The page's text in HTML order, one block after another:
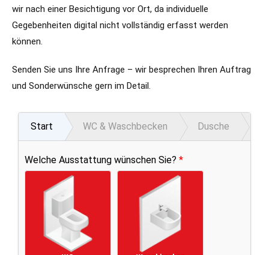
wir nach einer Besichtigung vor Ort, da individuelle
Gegebenheiten digital nicht vollständig erfasst werden
können.
Senden Sie uns Ihre Anfrage – wir besprechen Ihren Auftrag
und Sonderwünsche gern im Detail.